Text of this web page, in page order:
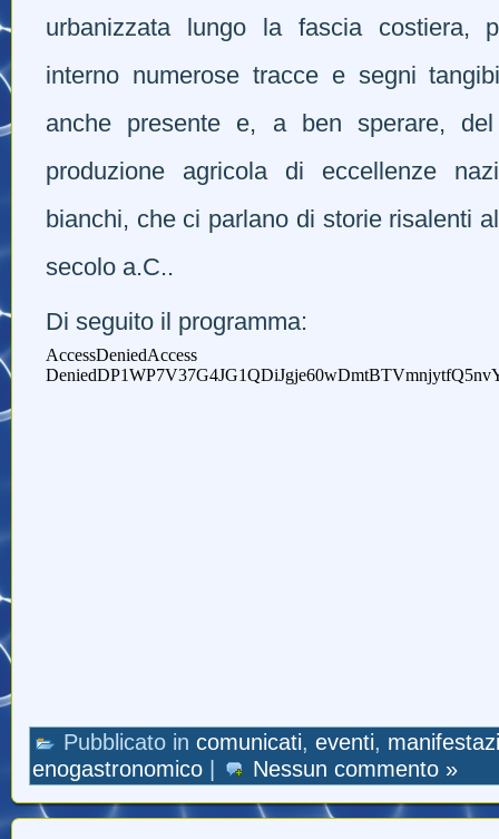
urbanizzata lungo la fascia costiera,
interno numerose tracce e segni
anche presente e, a ben sperare,
produzione agricola di eccellenze
bianchi, che ci parlano di storie risalenti
secolo a.C..
Di seguito il programma:
Pubblicato in comunicati, eventi,
enogastronomico | Nessun commento »